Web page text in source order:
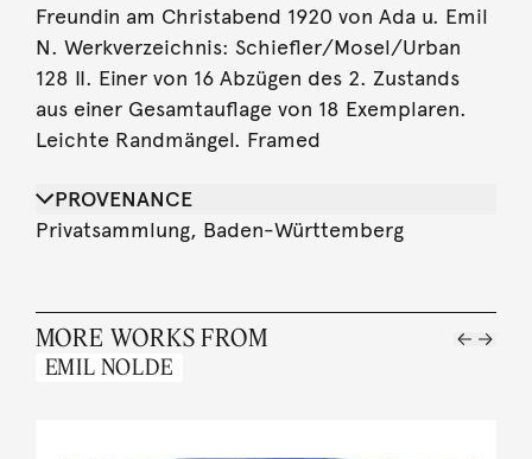
Freundin am Christabend 1920 von Ada u. Emil
N. Werkverzeichnis: Schiefler/Mosel/Urban
128 II. Einer von 16 Abzügen des 2. Zustands
aus einer Gesamtauflage von 18 Exemplaren.
Leichte Randmängel. Framed
PROVENANCE
Privatsammlung, Baden-Württemberg
MORE WORKS FROM
EMIL NOLDE